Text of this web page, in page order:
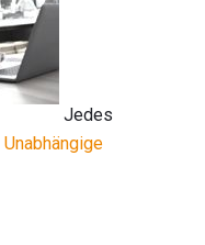
Jedes
Unabhängige